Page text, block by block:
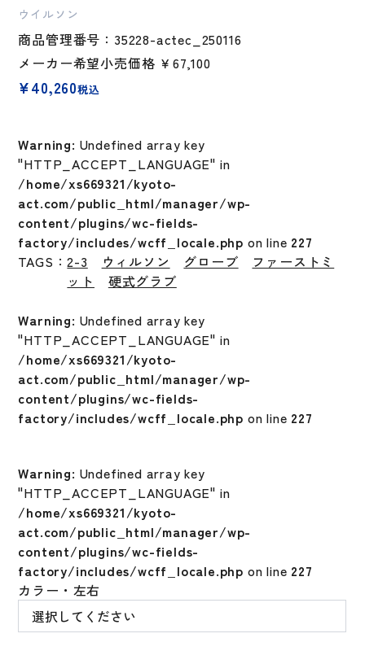
ウイルソン
商品管理番号：35228-actec_250116
メーカー希望小売価格 ￥67,100
¥40,260税込
Warning: Undefined array key
"HTTP_ACCEPT_LANGUAGE" in
/home/xs669321/kyoto-
act.com/public_html/manager/wp-
content/plugins/wc-fields-
factory/includes/wcff_locale.php on line 227
TAGS：2-3 ウィルソン グローブ
ファーストミ
ット
硬式グラブ
Warning: Undefined array key
"HTTP_ACCEPT_LANGUAGE" in
/home/xs669321/kyoto-
act.com/public_html/manager/wp-
content/plugins/wc-fields-
factory/includes/wcff_locale.php on line 227
Warning: Undefined array key
"HTTP_ACCEPT_LANGUAGE" in
/home/xs669321/kyoto-
act.com/public_html/manager/wp-
content/plugins/wc-fields-
factory/includes/wcff_locale.php on line 227
カラー・左右